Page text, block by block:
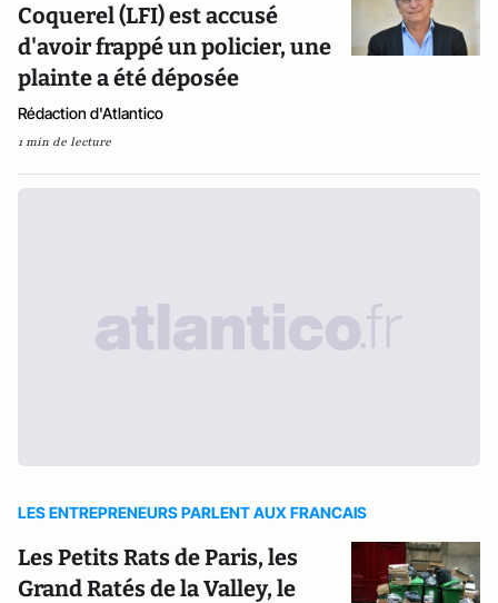
Coquerel (LFI) est accusé
d'avoir frappé un policier, une
plainte a été déposée
Rédaction d'Atlantico
1 min de lecture
LES ENTREPRENEURS PARLENT AUX FRANCAIS
Les Petits Rats de Paris, les
Grand Ratés de la Valley, le